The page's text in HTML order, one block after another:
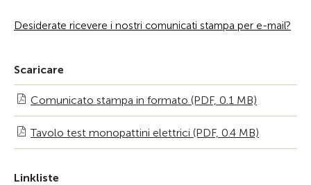
Desiderate ricevere i nostri comunicati stampa per e-mail?
Scaricare
Comunicato stampa in formato (PDF, 0.1 MB)
Tavolo test monopattini elettrici (PDF, 0.4 MB)
Linkliste